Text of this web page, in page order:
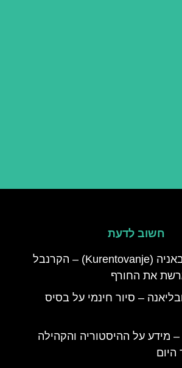
חשוב לדעת
פסטיבל קורנטובאניה (Kurentovanje) – הקרנבל
את החורף
– סיור חינמי על בסיס
– מידע על ההיסטוריה והקהילה
היום